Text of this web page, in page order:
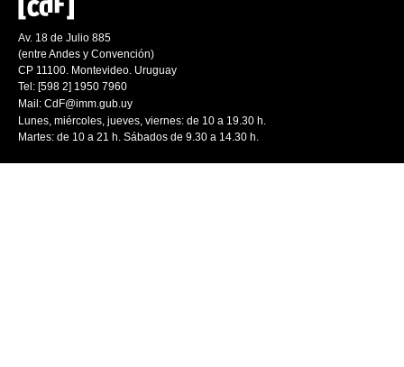
Av. 18 de Julio 885
(entre Andes y Convención)
CP 11100. Montevideo. Uruguay
Tel: [598 2] 1950 7960
Mail: CdF@imm.gub.uy
Lunes, miércoles, jueves, viernes: de 10 a 19.30 h.
Martes: de 10 a 21 h. Sábados de 9.30 a 14.30 h.